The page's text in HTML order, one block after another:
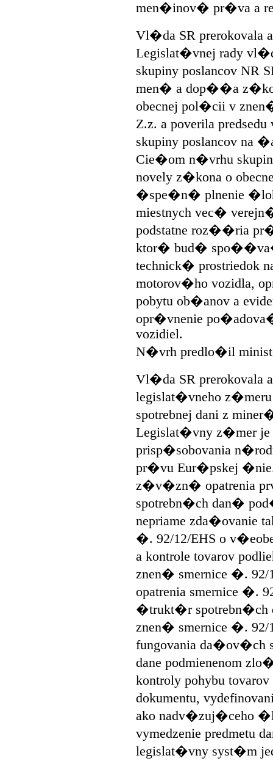
men�inov� pr�va a
Vl�da SR prerokovala
Legislat�vnej rady
skupiny poslancov NR
men� a dop��a
obecnej pol�cii v
Z.z. a poverila
skupiny poslancov na
Cie�om n�vrhu
novely z�kona o
�spe�n� plnenie
miestnych vec�
podstatne roz��ria
ktor� bud�
technick� prostriedok
motorov�ho vozidla,
pobytu ob�anov a
opr�vnenie
vozidiel.
N�vrh predlo�il
Vl�da SR
legislat�vneho
spotrebnej dani z
Legislat�vny z�mer
prisp�sobovania
pr�vu Eur�pskej
z�v�zn� opatrenia
spotrebn�ch dan�
nepriame zda�ovanie
�. 92/12/EHS o
a kontrole tovarov
znen� smernice �. 92/
opatrenia smernice �.
�trukt�r spotrebn�ch
znen� smernice �. 92/
fungovania da�ov�ch
dane podmienenom
kontroly pohybu
dokumentu,
ako nadv�zuj�ceho
vymedzenie predmetu
legislat�vny syst�m